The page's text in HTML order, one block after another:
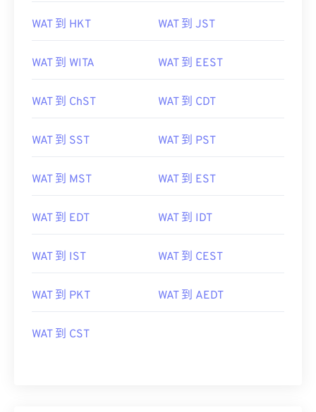
WAT 到 HKT WAT 到 JST
WAT 到 WITA WAT 到 EEST
WAT 到 ChST WAT 到 CDT
WAT 到 SST WAT 到 PST
WAT 到 MST WAT 到 EST
WAT 到 EDT WAT 到 IDT
WAT 到 IST WAT 到 CEST
WAT 到 PKT WAT 到 AEDT
WAT 到 CST